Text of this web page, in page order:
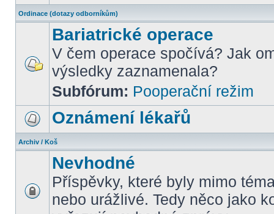
Ordinace (dotazy odborníkům)
Bariatrické operace
V čem operace spočívá? Jak
výsledky zaznamenala?
Subfórum: Pooperační režim
Oznámení lékařů
Archiv / Koš
Nevhodné
Příspěvky, které byly mimo
nebo urážlivé. Tedy něco jako